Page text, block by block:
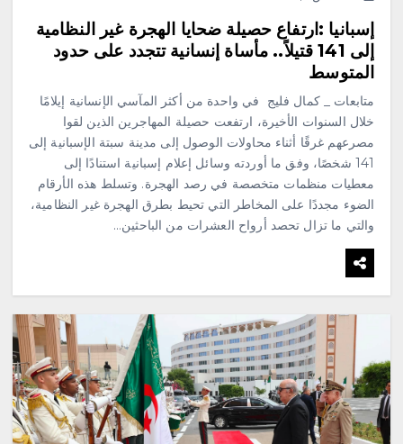
إسبانيا :ارتفاع حصيلة ضحايا الهجرة غير النظامية
إلى 141 قتيلاً.. مأساة إنسانية تتجدد على حدود
المتوسط
متابعات _ كمال فليج في واحدة من أكثر المآسي الإنسانية إيلامًا
خلال السنوات الأخيرة، ارتفعت حصيلة المهاجرين الذين لقوا
مصرعهم غرقًا أثناء محاولات الوصول إلى مدينة سبتة الإسبانية إلى
141 شخصًا، وفق ما أوردته وسائل إعلام إسبانية استنادًا إلى
معطيات منظمات متخصصة في رصد الهجرة. وتسلط هذه الأرقام
الضوء مجددًا على المخاطر التي تحيط بطرق الهجرة غير النظامية،
والتي ما تزال تحصد أرواح العشرات من الباحثين…